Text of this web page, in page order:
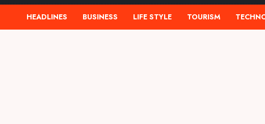
HEADLINES BUSINESS LIFE STYLE TOURISM